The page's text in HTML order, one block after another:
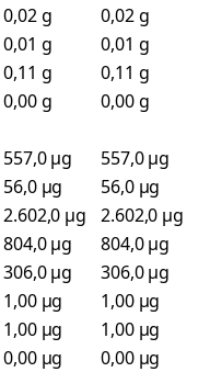
0,02 g
0,02 g
0,01 g
0,01 g
0,11 g
0,11 g
0,00 g
0,00 g
557,0 µg
557,0 µg
56,0 µg
56,0 µg
2.602,0 µg
2.602,0 µg
804,0 µg
804,0 µg
306,0 µg
306,0 µg
1,00 µg
1,00 µg
1,00 µg
1,00 µg
0,00 µg
0,00 µg